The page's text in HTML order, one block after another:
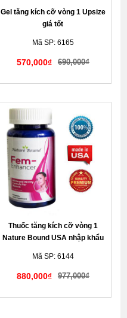
Gel tăng kích cỡ vòng 1 Upsize
giá tốt
Mã SP: 6165
570,000₫ 690,000₫
Thuốc tăng kích cỡ vòng 1
Nature Bound USA nhập khẩu
Mã SP: 6144
880,000₫ 977,000₫